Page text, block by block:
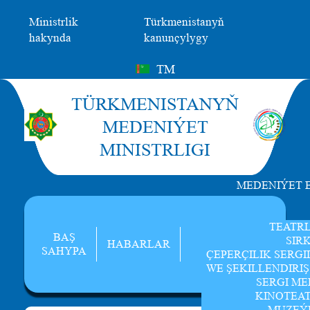
Ministrlik
hakynda
Türkmenistanyň
kanunçylygy
TM
TÜRKMENISTANYŇ
MEDENIÝET
MINISTRLIGI
BAŞ
SAHYPA
HABARLAR
MEDENIÝET
ÇEPERÇILIK
WE
SERGI